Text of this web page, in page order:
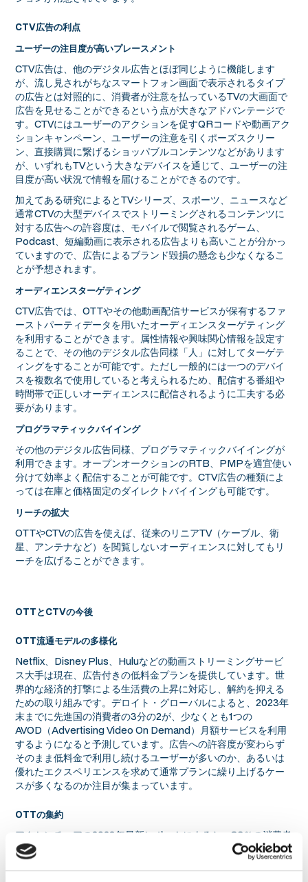
CTV広告の利点
ユーザーの注目度が高いプレースメント
CTV広告は、他のデジタル広告とほぼ同じように機能します
が、流し見されがちなスマートフォン画面で表示されるタイプ
の広告とは対照的に、消費者が注意を払っているTVの大画面で
広告を見せることができるという点が大きなアドバンテージで
す。CTVにはユーザーのアクションを促すQRコードや動画アク
ションキャンペーン、ユーザーの注意を引くポーズスクリー
ン、直接購買に繋げるショッパブルコンテンツなどがあります
が、いずれもTVという大きなデバイスを通じて、ユーザーの注
目度が高い状況で情報を届けることができるのです。
加えてある研究によるとTVシリーズ、スポーツ、ニュースなど
通常CTVの大型デバイスでストリーミングされるコンテンツに
対する広告への許容度は、モバイルで閲覧されるゲーム、
Podcast、短編動画に表示される広告よりも高いことが分かっ
ていますので、広告によるブランド毀損の懸念も少なくなるこ
とが予想されます。
オーディエンスターゲティング
CTV広告では、OTTやその他動画配信サービスが保有するファ
ーストパーティデータを用いたオーディエンスターゲティング
を利用することができます。属性情報や興味関心情報を設定す
ることで、その他のデジタル広告同様「人」に対してターゲテ
ィングをすることが可能です。ただし一般的には一つのデバイ
スを複数名で使用していると考えられるため、配信する番組や
時間帯で正しいオーディエンスに配信されるように工夫する必
要があります。
プログラマティックバイイング
その他のデジタル広告同様、プログラマティックバイイングが
利用できます。オープンオークションのRTB、PMPを適宜使い
分けて効率よく配信することが可能です。CTV広告の種類によ
っては在庫と価格固定のダイレクトバイイングも可能です。
リーチの拡大
OTTやCTVの広告を使えば、従来のリニアTV（ケーブル、衛
星、アンテナなど）を閲覧しないオーディエンスに対してもリ
ーチを広げることができます。
OTTとCTVの今後
OTT流通モデルの多様化
Netflix、Disney Plus、Huluなどの動画ストリーミングサービ
ス大手は現在、広告付きの低料金プランを提供しています。世
界的な経済的打撃による生活費の上昇に対応し、解約を抑える
ための取り組みです。デロイト・グローバルによると、2023年
末までに先進国の消費者の3分の2が、少なくとも1つの
AVOD（Advertising Video On Demand）月額サービスを利用
するようになると予測しています。広告への許容度が変わらず
そのまま低料金で利用し続けるユーザーが多いのか、あるいは
優れたエクスペリエンスを求めて通常プランに繰り上げるケー
スが多くなるのか注目が集まっています。
OTTの集約
アクセンチュアの2023年最新レポートによると、86％の消費者
が、すべてのエンターテインメントサービスを一つのアプリで
使用したいと回答しており、41％がそのためならばお金を追加